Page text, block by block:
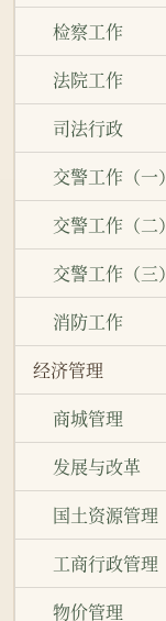
检察工作
法院工作
司法行政
交警工作（一）
交警工作（二）
交警工作（三）
消防工作
经济管理
商城管理
发展与改革
国土资源管理
工商行政管理
物价管理